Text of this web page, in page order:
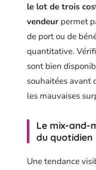
le lot de trois
vendeur permet
de port ou de
quantitative.
sont bien
souhaitées avant
les mauvaises
Le mix-and-
du quotidien
Une tendance